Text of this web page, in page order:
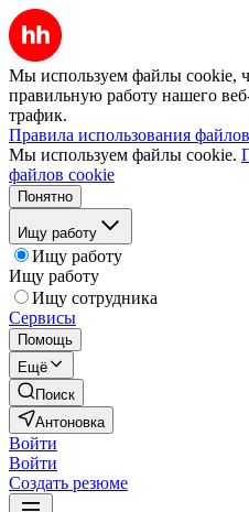
Мы используем файлы cookie,
правильную работу нашего
трафик.
Правила использования
Мы используем файлы cookie.
файлов cookie
Понятно
Ищу работу
Ищу работу
Ищу работу
Ищу сотрудника
Сервисы
Помощь
Ещё
Поиск
Антоновка
Войти
Войти
Создать резюме